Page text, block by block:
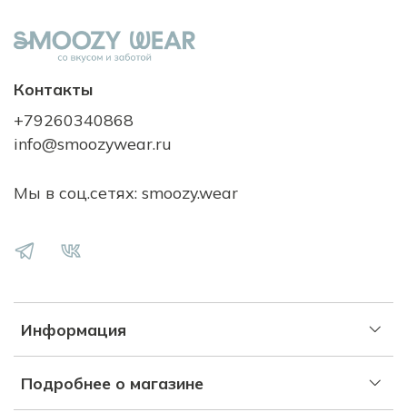
Информация
Подробнее о магазине
Контакты
+79260340868
info@smoozywear.ru
Мы в соц.сетях: smoozy.wear